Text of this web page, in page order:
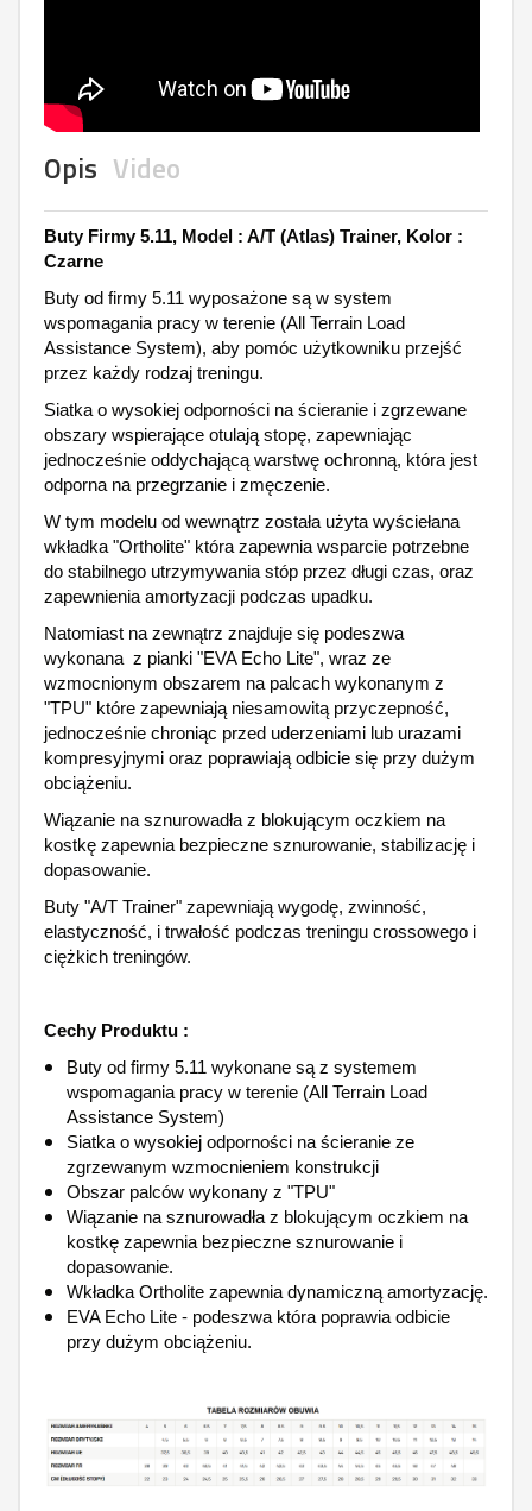
Opis Video
Buty Firmy 5.11, Model : A/T (Atlas) Trainer, Kolor :
Czarne
Buty od firmy 5.11 wyposażone są w system
wspomagania pracy w terenie (All Terrain Load
Assistance System), aby pomóc użytkowniku przejść
przez każdy rodzaj treningu.
Siatka o wysokiej odporności na ścieranie i zgrzewane
obszary wspierające otulają stopę, zapewniając
jednocześnie oddychającą warstwę ochronną, która jest
odporna na przegrzanie i zmęczenie.
W tym modelu od wewnątrz została użyta wyściełana
wkładka "Ortholite" która zapewnia wsparcie potrzebne
do stabilnego utrzymywania stóp przez długi czas, oraz
zapewnienia amortyzacji podczas upadku.
Natomiast na zewnątrz znajduje się podeszwa
wykonana z pianki "EVA Echo Lite", wraz ze
wzmocnionym obszarem na palcach wykonanym z
"TPU" które zapewniają niesamowitą przyczepność,
jednocześnie chroniąc przed uderzeniami lub urazami
kompresyjnymi oraz poprawiają odbicie się przy dużym
obciążeniu.
Wiązanie na sznurowadła z blokującym oczkiem na
kostkę zapewnia bezpieczne sznurowanie, stabilizację i
dopasowanie.
Buty "A/T Trainer" zapewniają wygodę, zwinność,
elastyczność, i trwałość podczas treningu crossowego i
ciężkich treningów.
Cechy Produktu :
Buty od firmy 5.11 wykonane są z systemem
wspomagania pracy w terenie (All Terrain Load
Assistance System)
Siatka o wysokiej odporności na ścieranie ze
zgrzewanym wzmocnieniem konstrukcji
Obszar palców wykonany z "TPU"
Wiązanie na sznurowadła z blokującym oczkiem na
kostkę zapewnia bezpieczne sznurowanie i
dopasowanie.
Wkładka Ortholite zapewnia dynamiczną amortyzację.
EVA Echo Lite - podeszwa która poprawia odbicie
przy dużym obciążeniu.